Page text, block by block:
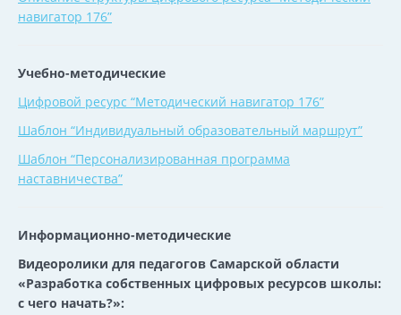
навигатор 176”
Учебно-методические
Цифровой ресурс “Методический навигатор 176”
Шаблон “Индивидуальный образовательный маршрут”
Шаблон “Персонализированная программа
наставничества”
Информационно-методические
Видеоролики для педагогов Самарской области
«Разработка собственных цифровых ресурсов школы:
с чего начать?»: